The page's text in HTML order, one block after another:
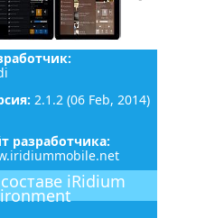
2.1.2 (06 Feb, 2014)
разработчика:
iRidium